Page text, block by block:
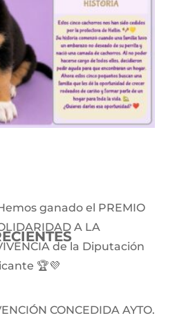
ganado el PREMIO
A LA
de la Diputación
🏆💜
CONCEDIDA AYTO.